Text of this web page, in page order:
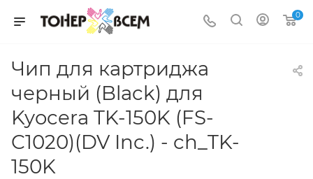
0
Чип для картриджа
черный (Black) для
Kyocera TK-150K (FS-
C1020)(DV Inc.) - ch_TK-
150K